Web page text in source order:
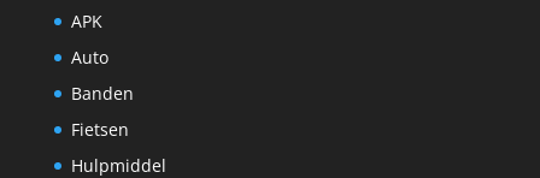
APK
Auto
Banden
Fietsen
Hulpmiddel